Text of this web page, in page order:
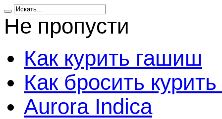
Не пропусти
Как курить гашиш
Как бросить
Aurora Indica